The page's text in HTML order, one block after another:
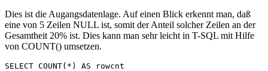
Dies ist die Augangsdatenlage. Auf einen Blick erkennt man, daß
eine von 5 Zeilen NULL ist, somit der Anteil solcher Zeilen an der
Gesamtheit 20% ist. Dies kann man sehr leicht in T-SQL mit Hilfe
von COUNT() umsetzen.
SELECT COUNT(*) AS rowcnt